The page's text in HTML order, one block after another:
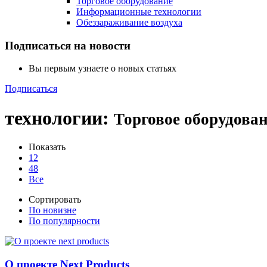
Информационные технологии
Обеззараживание воздуха
Подписаться на новости
Вы первым узнаете о новых статьях
Подписаться
технологии: Торговое
Показать
12
48
Все
Сортировать
По новизне
По популярности
О проекте Next Products